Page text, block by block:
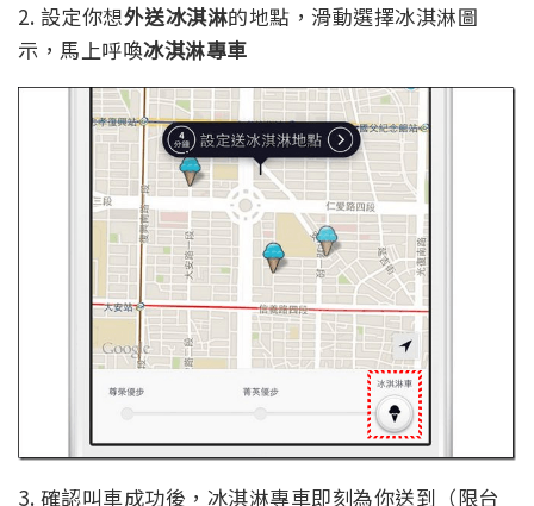
2. 設定你想外送冰淇淋的地點，滑動選擇冰淇淋圖
示，馬上呼喚冰淇淋專車
3. 確認叫車成功後，冰淇淋專車即刻為你送到（限台